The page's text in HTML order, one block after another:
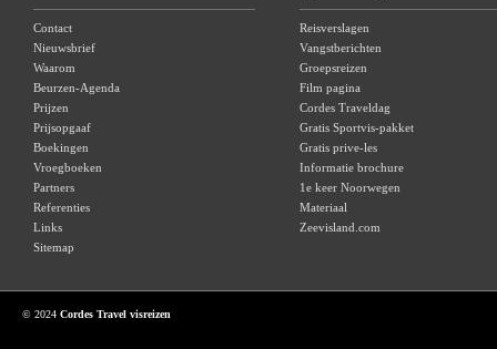
Contact
Nieuwsbrief
Waarom
Beurzen-Agenda
Prijzen
Prijsopgaaf
Boekingen
Vroegboeken
Partners
Referenties
Links
Sitemap
Reisverslagen
Vangstberichten
Groepsreizen
Film pagina
Cordes Traveldag
Gratis Sportvis-pakket
Gratis prive-les
Informatie brochure
1e keer Noorwegen
Materiaal
Zeevisland.com
© 2024 Cordes Travel visreizen